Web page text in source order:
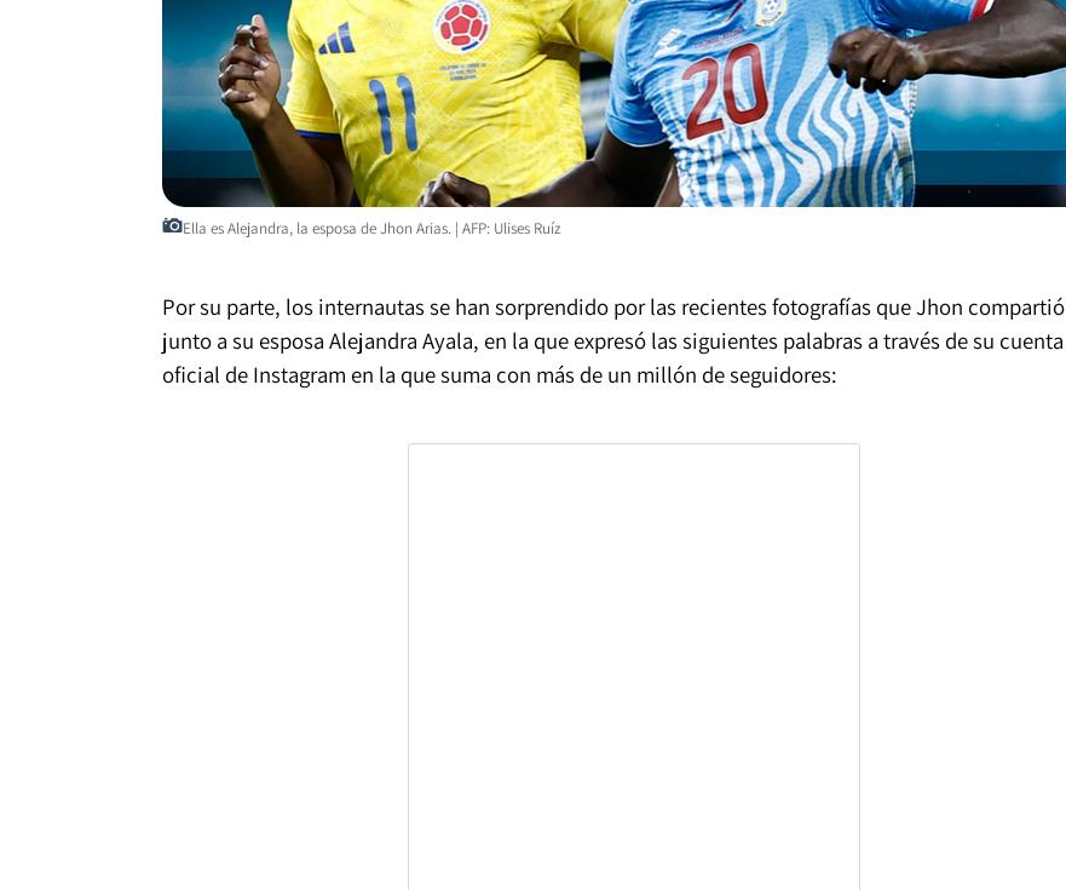
Ella es Alejandra, la esposa de Jhon Arias. | AFP: Ulises Ruíz
Por su parte, los internautas se han sorprendido por las recientes fotografías que Jhon compartió
junto a su esposa Alejandra Ayala, en la que expresó las siguientes palabras a través de su cuenta
oficial de Instagram en la que suma con más de un millón de seguidores: